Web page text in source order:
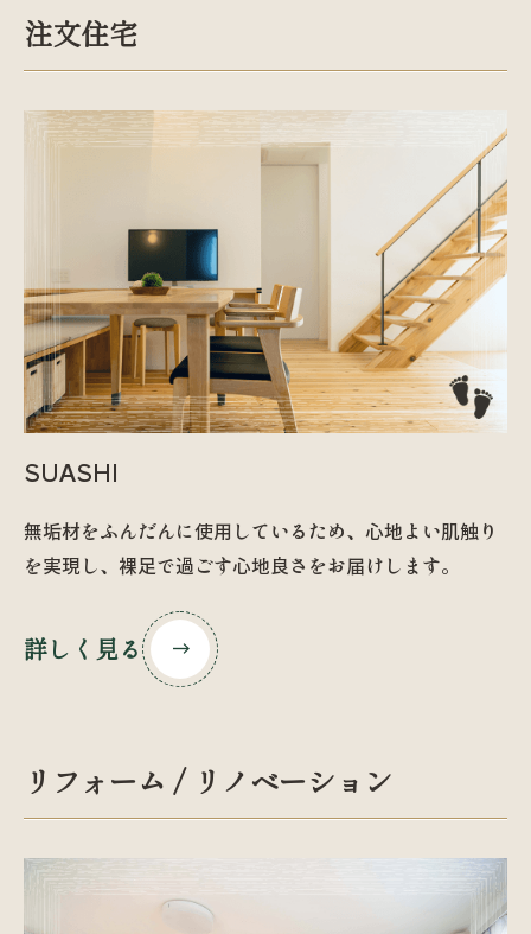
注文住宅
SUASHI
無垢材をふんだんに使用しているため、心地よい肌触り
を実現し、裸足で過ごす心地良さをお届けします。
詳しく見る
リフォーム / リノベーション